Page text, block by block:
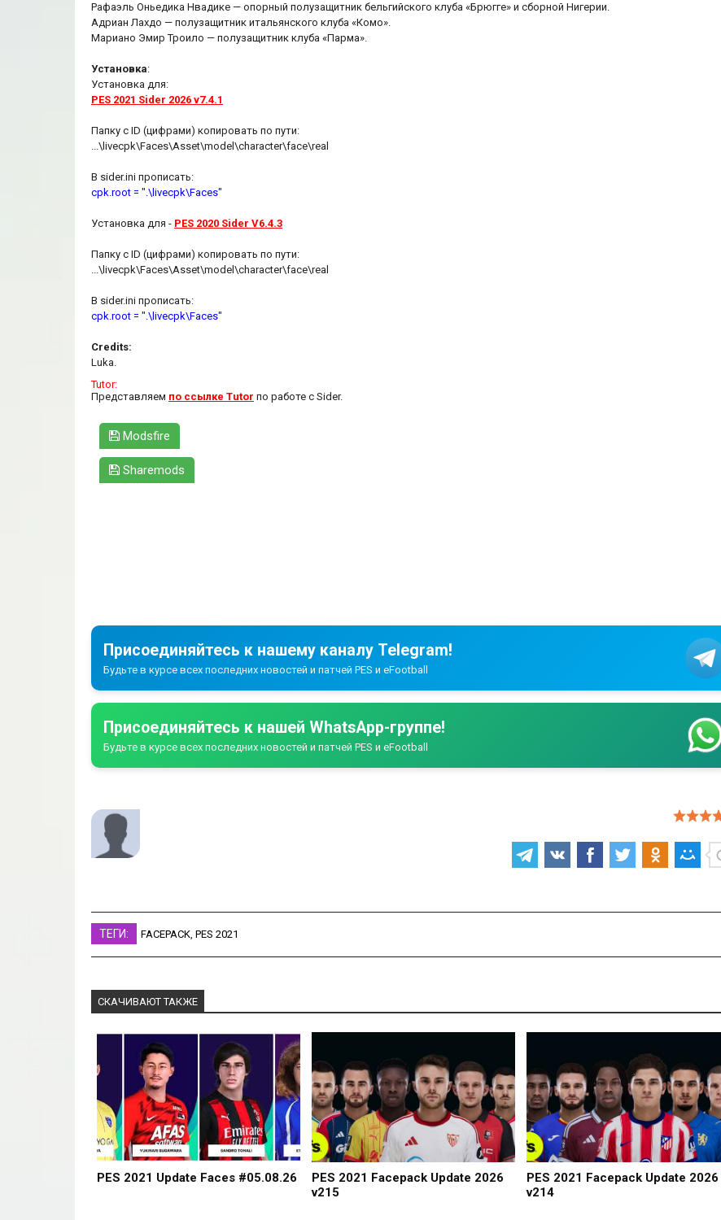
Рафаэль Оньедика Нвадике — опорный полузащитник бельгийского клуба «Брюгге» и сборной Нигерии.
Адриан Лахдо — полузащитник итальянского клуба «Комо».
Мариано Эмир Троило — полузащитник клуба «Парма».
Установка:
Установка для:
PES 2021 Sider 2026 v7.4.1
Папку с ID (цифрами) копировать по пути:
...\livecpk\Faces\Asset\model\character\face\real
В sider.ini прописать:
cpk.root = ".\livecpk\Faces"
Установка для - PES 2020 Sider V6.4.3
Папку с ID (цифрами) копировать по пути:
...\livecpk\Faces\Asset\model\character\face\real
В sider.ini прописать:
cpk.root = ".\livecpk\Faces"
Credits:
Luka.
Tutor:
Представляем по ссылке Tutor по работе с Sider.
Modsfire
Sharemods
Присоединяйтесь к нашему каналу Telegram!
Будьте в курсе всех последних новостей и патчей PES и eFootball
Присоединяйтесь к нашей WhatsApp-группе!
Будьте в курсе всех последних новостей и патчей PES и eFootball
ТЕГИ: FACEPACK, PES 2021
СКАЧИВАЮТ ТАКЖЕ
PES 2021 Update Faces #05.08.26
PES 2021 Facepack Update 2026
v215
PES 2021 Facepack Update 2026
v214